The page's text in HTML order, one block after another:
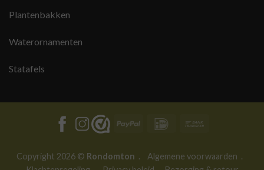
Plantenbakken
Waterornamenten
Statafels
PayPal IDeal
Copyright 2026 © Rondomton . Algemene voorwaarden .